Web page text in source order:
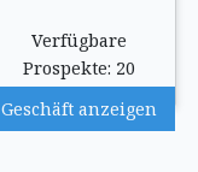
Verfügbare
Prospekte: 20
Geschäft anzeigen